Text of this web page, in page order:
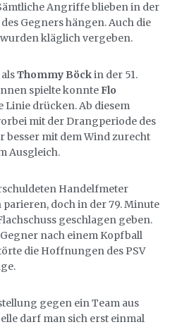
Angriffe blieben in der
Gegners hängen. Auch die
kläglich vergeben.
Thommy Böckin der 51.
spielte konnte Flo
Linie drücken. Ab diesem
mit der Drangperiode des
besser mit dem Wind zurecht
Ausgleich.
Handelfmeter
parieren, doch in der 79. Minute
geschlagen geben.
nach einem Kopfball
die Hoffnungen des PSV
gegen ein Team aus
darf man sich erst einmal